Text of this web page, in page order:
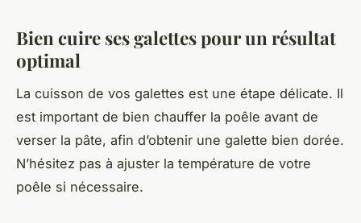
Bien cuire ses galettes pour un résultat
optimal
La cuisson de vos galettes est une étape délicate. Il
est important de bien chauffer la poêle avant de
verser la pâte, afin d’obtenir une galette bien dorée.
N’hésitez pas à ajuster la température de votre
poêle si nécessaire.